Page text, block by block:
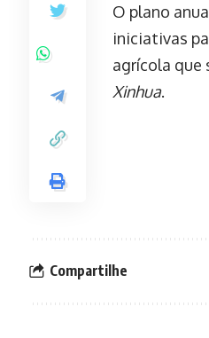
O plano
iniciativas
agrícola que
Xinhua.
Compartilhe